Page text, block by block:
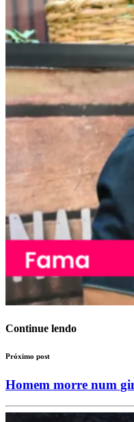
Continue lendo
Próximo post
Homem morre num